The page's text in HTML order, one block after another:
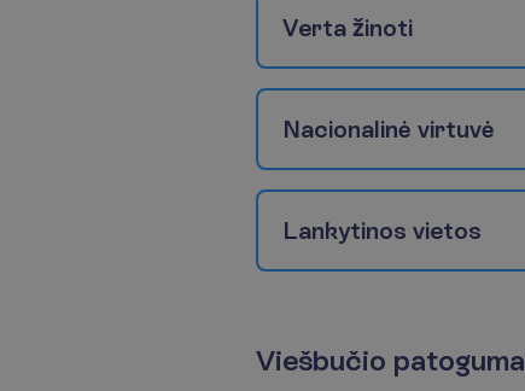
Verta žinoti
Nacionalinė virtuvė
Lankytinos vietos
Viešbučio patoguma